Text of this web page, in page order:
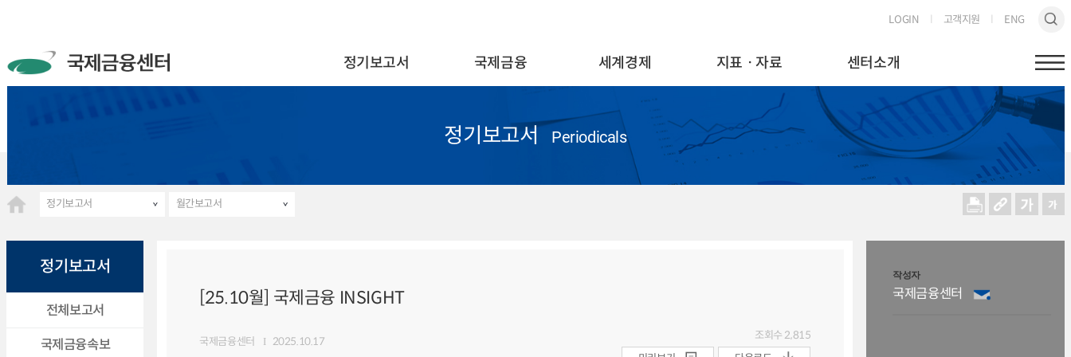
LOGIN 고객지원 ENG
정기보고서 국제금융 세계경제 지표ㆍ자료 센터소개
정기보고서 Periodicals
정기보고서 월간보고서
정기보고서
전체보고서
국제금융속보
[25.10월] 국제금융 INSIGHT
국제금융센터 2025.10.17 조회수 2,815
작성자
국제금융센터